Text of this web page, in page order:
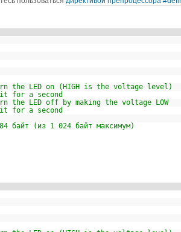
the LED on (HIGH is the voltage level)
for a second
the LED off by making the voltage LOW
for a second
байт (из 1 024 байт максимум)